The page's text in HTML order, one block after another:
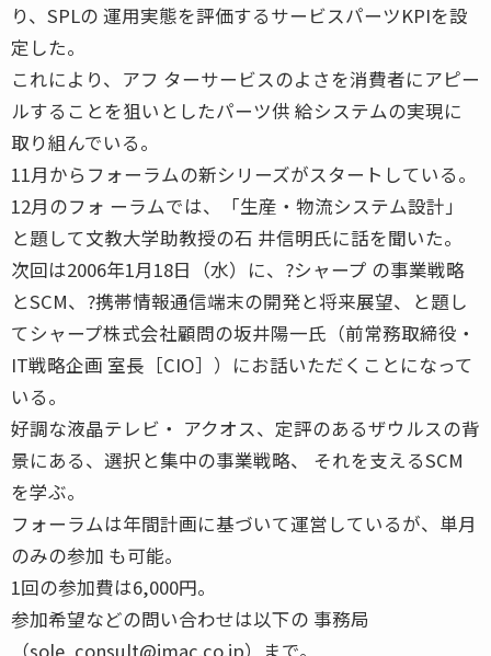
り、SPLの 運用実態を評価するサービスパーツKPIを設
定した。
これにより、アフ ターサービスのよさを消費者にアピー
ルすることを狙いとしたパーツ供 給システムの実現に
取り組んでいる。
11月からフォーラムの新シリーズがスタートしている。
12月のフォ ーラムでは、「生産・物流システム設計」
と題して文教大学助教授の石 井信明氏に話を聞いた。
次回は2006年1月18日（水）に、?シャープ の事業戦略
とSCM、?携帯情報通信端末の開発と将来展望、と題し
てシャープ株式会社顧問の坂井陽一氏（前常務取締役・
IT戦略企画 室長［CIO］）にお話いただくことになって
いる。
好調な液晶テレビ・ アクオス、定評のあるザウルスの背
景にある、選択と集中の事業戦略、 それを支えるSCM
を学ぶ。
フォーラムは年間計画に基づいて運営しているが、単月
のみの参加 も可能。
1回の参加費は6,000円。
参加希望などの問い合わせは以下の 事務局
（sole_consult@jmac.co.jp）まで。